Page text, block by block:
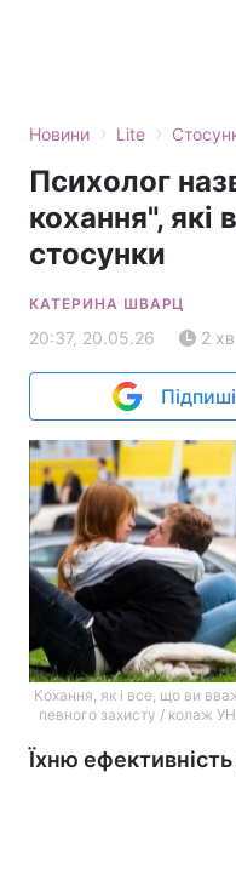
Новини › Lite ›
Психолог
кохання", які
стосунки
КАТЕРИНА ШВАРЦ
20:37, 20.05.26 2
Кохання, як і все, що ви
певного захисту / колаж
Їхню